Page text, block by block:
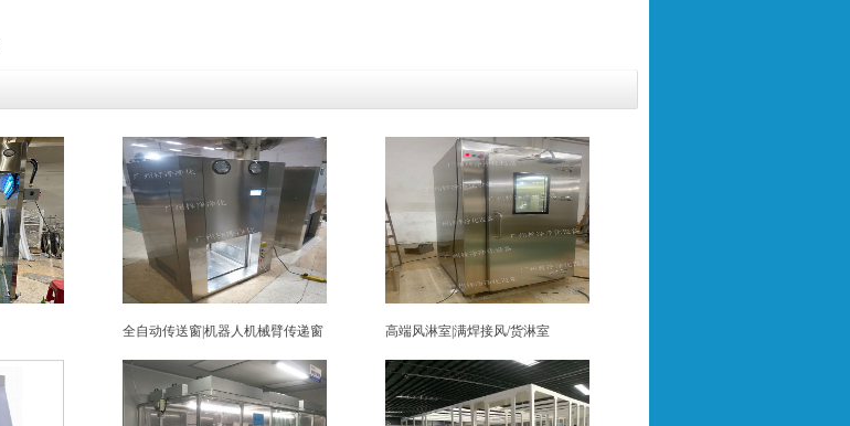
全自动传送窗|机器人机械臂传递窗 高端风淋室|满焊接风/货淋室